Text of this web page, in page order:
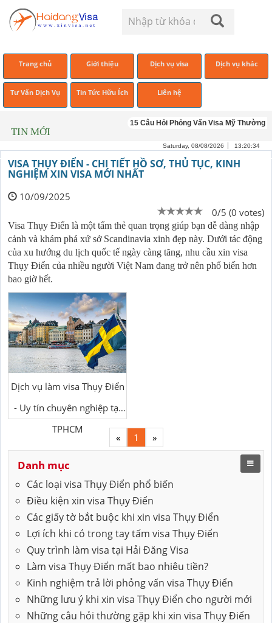
Trang chủ Giới thiệu Dịch vụ visa Dịch vụ khác
Tư Vấn Dịch Vụ Tin Tức Hữu Ích Liên hệ
TIN MỚI
15 Câu Hỏi Phỏng Vấn Visa Mỹ Thường Gặp
Saturday, 08/08/2026 13:20:35
VISA THỤY ĐIỂN - CHI TIẾT HỒ SƠ, THỦ TỤC, KINH
NGHIỆM XIN VISA MỚI NHẤT
10/09/2025
0/5 (0 votes)
Visa Thụy Điển là một tấm thẻ quan trọng giúp bạn dễ dàng nhập
cảnh và khám phá xứ sở Scandinavia xinh đẹp này. Dưới tác động
của xu hướng du lịch quốc tế ngày càng tăng, nhu cầu xin visa
Thụy Điển của nhiều người Việt Nam đang trở nên phổ biến hơn
bao giờ hết.
Dịch vụ làm visa Thụy Điển
- Uy tín chuyên nghiệp tại
TPHCM
« 1 »
Danh mục
Các loại visa Thụy Điển phổ biến
Điều kiện xin visa Thụy Điển
Các giấy tờ bắt buộc khi xin visa Thụy Điển
Lợi ích khi có trong tay tấm visa Thụy Điển
Quy trình làm visa tại Hải Đăng Visa
Làm visa Thụy Điển mất bao nhiêu tiền?
Kinh nghiệm trả lời phỏng vấn visa Thụy Điển
Những lưu ý khi xin visa Thụy Điển cho người mới
Những câu hỏi thường gặp khi xin visa Thụy Điển